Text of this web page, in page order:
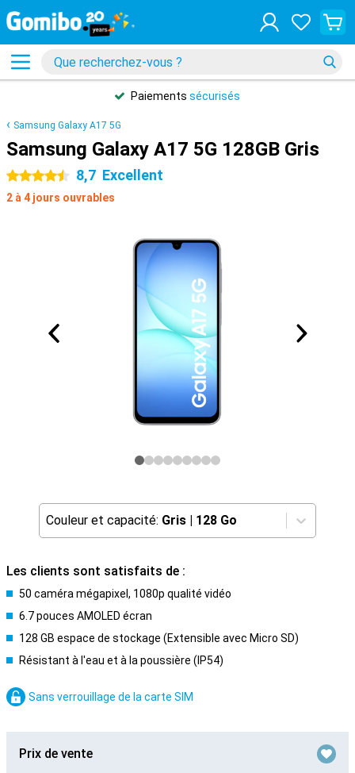
Paiements sécurisés
Samsung Galaxy A17 5G
Samsung Galaxy A17 5G 128GB Gris
4.5 étoiles 8,7 Excellent
2 à 4 jours ouvrables
Couleur et capacité: Gris | 128 Go
Les clients sont satisfaits de :
50 caméra mégapixel, 1080p qualité vidéo
6.7 pouces AMOLED écran
128 GB espace de stockage (Extensible avec Micro SD)
Résistant à l'eau et à la poussière (IP54)
Sans verrouillage de la carte SIM
Prix de vente